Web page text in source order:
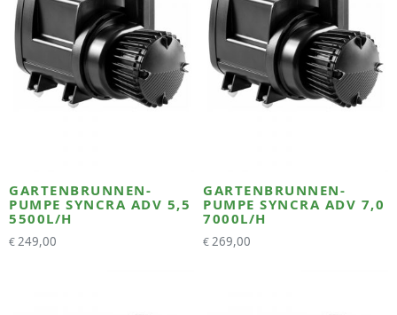
GARTENBRUNNEN-
PUMPE SYNCRA ADV 5,5
5500L/H
€249,00
GARTENBRUNNEN-
PUMPE SYNCRA ADV 7,0
7000L/H
€269,00